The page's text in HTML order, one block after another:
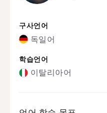
구사언어
독일어
학습언어
이탈리아어